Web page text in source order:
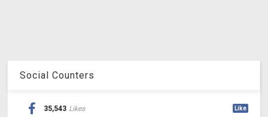
Social Counters
35,543 Likes Like